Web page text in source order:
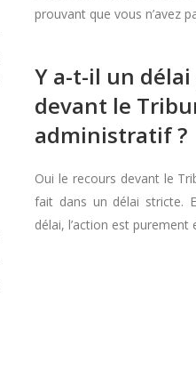
prouvant que vous n’avez
Y a-t-il un
devant le
administratif ?
Oui le recours devant le
fait dans un délai stricte.
délai, l’action est